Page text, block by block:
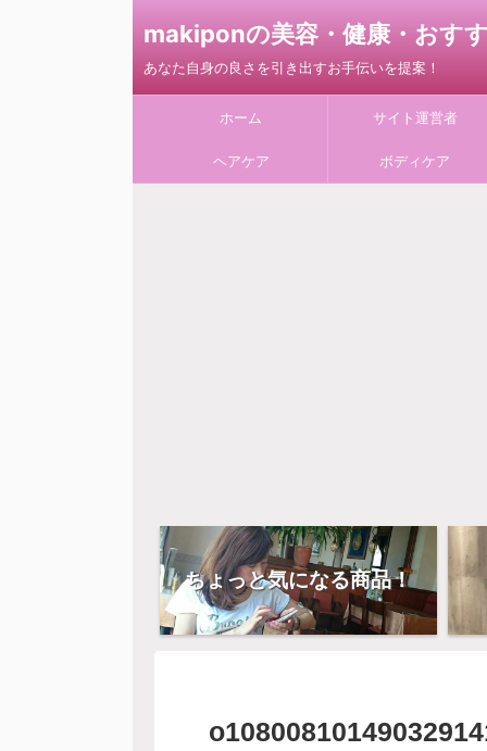
makiponの美容・健康・おす
あなた自身の良さを引き出すお手伝いを提案！
ホーム サイト運営者
ヘアケア ボディケア
ちょっと気になる商品！